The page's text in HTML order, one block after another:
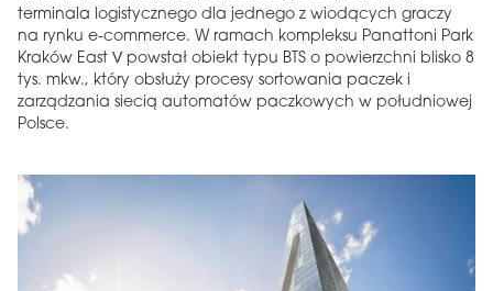
terminala logistycznego dla jednego z wiodących graczy
na rynku e-commerce. W ramach kompleksu Panattoni Park
Kraków East V powstał obiekt typu BTS o powierzchni blisko 8
tys. mkw., który obsłuży procesy sortowania paczek i
zarządzania siecią automatów paczkowych w południowej
Polsce.